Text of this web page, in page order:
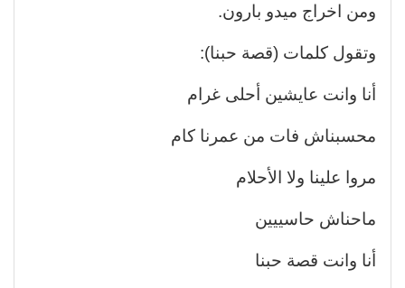
ومن اخراج ميدو بارون.
وتقول كلمات (قصة حبنا):
أنا وانت عايشين أحلى غرام
محسبناش فات من عمرنا كام
مروا علينا ولا الأحلام
ماحناش حاسييين
أنا وانت قصة حبنا